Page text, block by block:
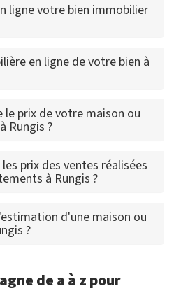
ligne votre bien immobilier
en ligne de votre bien à
le prix de votre maison ou
Rungis ?
prix des ventes réalisées
à Rungis ?
d'une maison ou
?
de a à z pour